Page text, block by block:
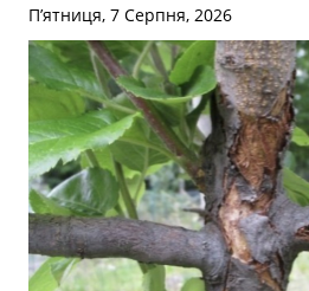
П’ятниця, 7 Серпня, 2026